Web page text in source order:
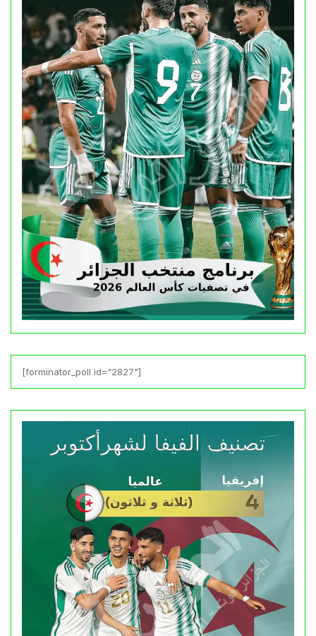
[forminator_poll id="2827"]